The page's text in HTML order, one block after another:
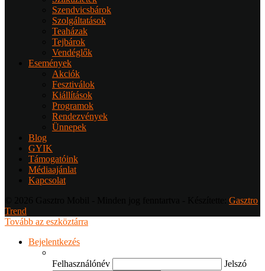
Szendvicsbárok
Szolgáltatások
Teaházak
Tejbárok
Vendéglők
Események
Akciók
Fesztiválok
Kiállítások
Programok
Rendezvények
Ünnepek
Blog
GYIK
Támogatóink
Médiaajánlat
Kapcsolat
Gasztro
Trend
Tovább az eszköztárra
Bejelentkezés
Felhasználónév Jelszó